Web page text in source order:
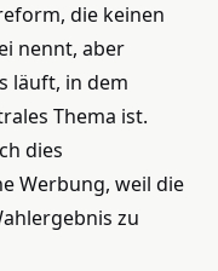
die keinen
nennt, aber
läuft, in dem
Thema ist.
dies
Werbung, weil die
zu